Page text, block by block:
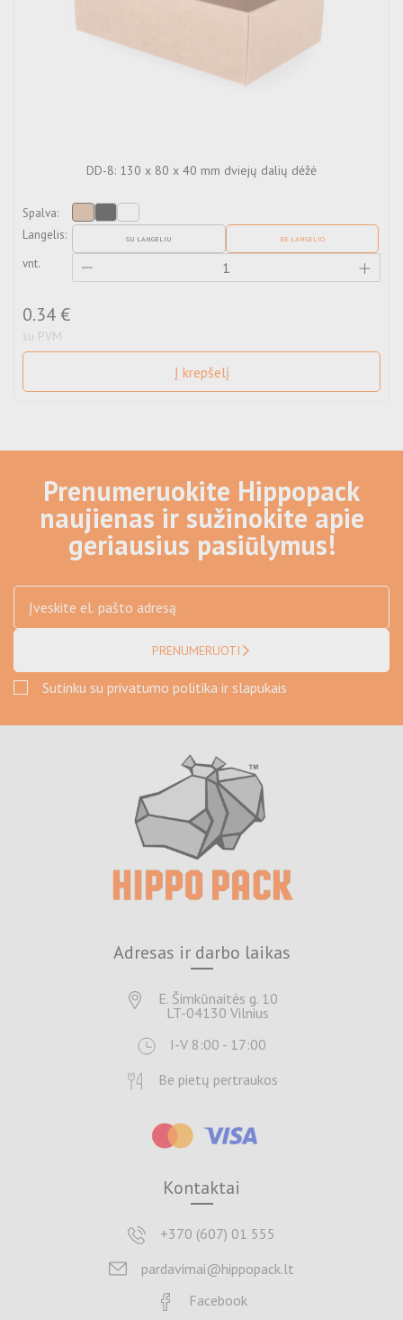
DD-8: 130 x 80 x 40 mm dviejų dalių dėžė
Spalva:
Langelis:
SU LANGELIU BE LANGELIO
vnt.
0.34 €
su PVM
Į krepšelį
Prenumeruokite Hippopack
naujienas ir sužinokite apie
geriausius pasiūlymus!
PRENUMERUOTI
Sutinku su privatumo politika ir slapukais
Adresas ir darbo laikas
E. Šimkūnaitės g. 10
LT-04130 Vilnius
I-V 8:00 - 17:00
Be pietų pertraukos
Kontaktai
+370 (607) 01 555
pardavimai@hippopack.lt
Facebook